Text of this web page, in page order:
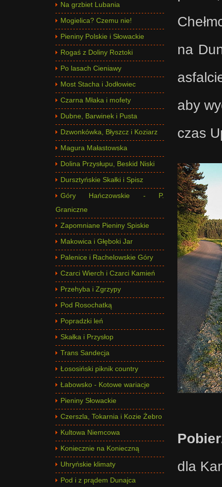
na
aby
czas
dla
Na grzbiet Lubania
Mogielica? Czemu nie!
Pieniny Polskie i Słowackie
Rogaś z Doliny Roztoki
Po lasach Cieniawy
Most Stacha i Jodłowiec
Czarna Młaka i mofety
Dubne, Barwinek i Pusta
Dzwonkówka, Błyszcz i Koziarz
Magura Małastowska
Dolina Przysłupu, Beskid Niski
Dursztyńskie Skałki i Spisz
Góry Hańczowskie - P.
Graniczne
Zapomniane Pieniny Spiskie
Makowica i Głęboki Jar
Palenice i Rachelowskie Góry
Czarci Wierch i Czarci Kamień
Przehyba i Zgrzypy
Pod Rosochatką
Popradzki leń
Skałka i Przysłop
Trans Sandecja
Łososiński piknik country
Łabowsko - Kotowe wariacje
Pieniny Słowackie
Czerszla, Tokarnia i Kozie Żebro
Kultowa Niemcowa
Koniecznie na Konieczną
Uhryńskie klimaty
Pod i z prądem Dunajca